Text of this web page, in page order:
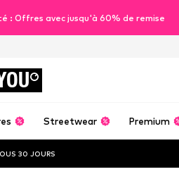
: Offres avec jusqu'à 60% de remise
Streetwear Premium
30 JOURS